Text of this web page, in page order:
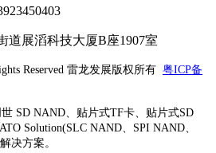
道展滔科技大厦B座1907室
Reserved 雷龙发展版权所有 粤ICP备
SD NAND、贴片式TF卡、贴片式SD
Solution(SLC NAND、SPI NAND、
决方案。